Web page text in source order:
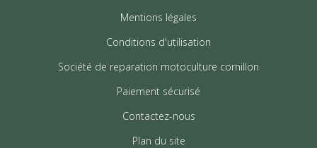
Mentions légales
Conditions d'utilisation
Société de reparation motoculture cornillon
Paiement sécurisé
Contactez-nous
Plan du site